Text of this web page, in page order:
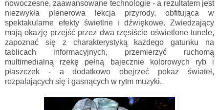
nowoczesne, zaawansowane technologie - a rezultatem jest
niezwykła plenerowa lekcja przyrody, obfitująca w
spektakularne efekty świetlne i dźwiękowe. Zwiedzający
mają okazję przejść przez dwa rzęsiście oświetlone tunele,
zapoznać się z charakterystyką każdego gatunku na
tablicach informacyjnych, przemierzyć ruchomą
multimedialną rzekę pełną bajecznie kolorowych ryb i
płaszczek - a dodatkowo obejrzeć pokaz świateł,
rozpalających się i gasnących w rytm muzyki.